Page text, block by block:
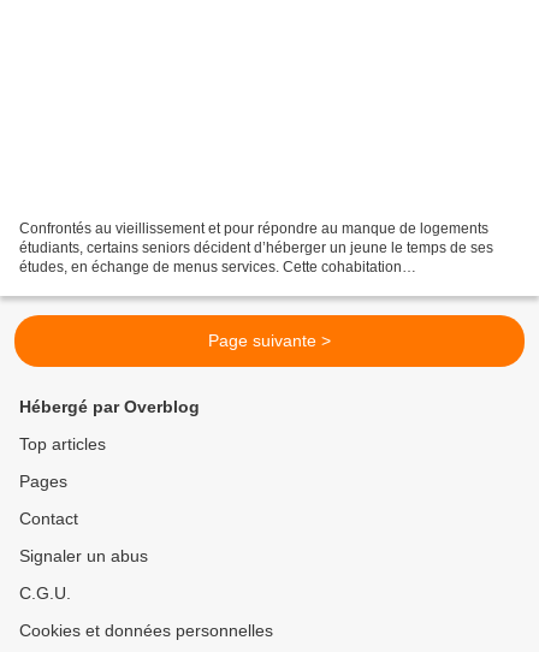
Confrontés au vieillissement et pour répondre au manque de logements
étudiants, certains seniors décident d’héberger un jeune le temps de ses
études, en échange de menus services. Cette cohabitation
Page suivante >
Hébergé par Overblog
Top articles
Pages
Contact
Signaler un abus
C.G.U.
Cookies et données personnelles